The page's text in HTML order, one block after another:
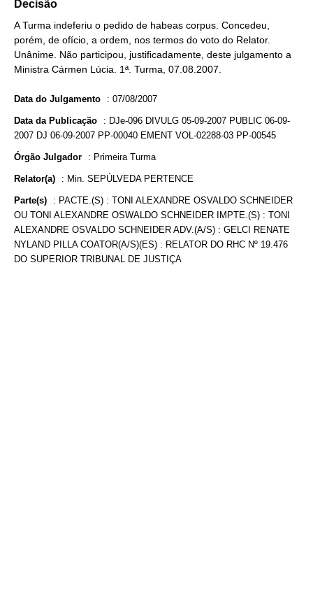
Decisão
A Turma indeferiu o pedido de habeas corpus. Concedeu,
porém, de ofício, a ordem, nos termos do voto do Relator.
Unânime. Não participou, justificadamente, deste julgamento a
Ministra Cármen Lúcia. 1ª. Turma, 07.08.2007.
Data do Julgamento : 07/08/2007
Data da Publicação : DJe-096 DIVULG 05-09-2007 PUBLIC 06-09-
2007 DJ 06-09-2007 PP-00040 EMENT VOL-02288-03 PP-00545
Órgão Julgador : Primeira Turma
Relator(a) : Min. SEPÚLVEDA PERTENCE
Parte(s) : PACTE.(S) : TONI ALEXANDRE OSVALDO SCHNEIDER
OU TONI ALEXANDRE OSWALDO SCHNEIDER IMPTE.(S) : TONI
ALEXANDRE OSVALDO SCHNEIDER ADV.(A/S) : GELCI RENATE
NYLAND PILLA COATOR(A/S)(ES) : RELATOR DO RHC Nº 19.476
DO SUPERIOR TRIBUNAL DE JUSTIÇA